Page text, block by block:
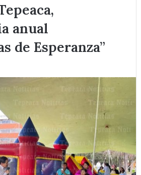
anual
de Esperanza”